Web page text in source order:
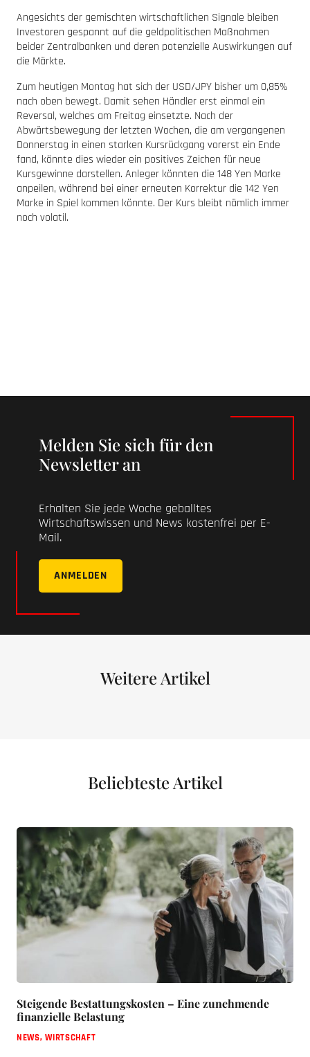
Angesichts der gemischten wirtschaftlichen Signale bleiben
Investoren gespannt auf die geldpolitischen Maßnahmen
beider Zentralbanken und deren potenzielle Auswirkungen auf
die Märkte.
Zum heutigen Montag hat sich der USD/JPY bisher um 0,85%
nach oben bewegt. Damit sehen Händler erst einmal ein
Reversal, welches am Freitag einsetzte. Nach der
Abwärtsbewegung der letzten Wochen, die am vergangenen
Donnerstag in einen starken Kursrückgang vorerst ein Ende
fand, könnte dies wieder ein positives Zeichen für neue
Kursgewinne darstellen. Anleger könnten die 148 Yen Marke
anpeilen, während bei einer erneuten Korrektur die 142 Yen
Marke in Spiel kommen könnte. Der Kurs bleibt nämlich immer
noch volatil.
Melden Sie sich für den
Newsletter an
Erhalten Sie jede Woche geballtes
Wirtschaftswissen und News kostenfrei per E-
Mail.
ANMELDEN
Weitere Artikel
Beliebteste Artikel
Steigende Bestattungskosten – Eine zunehmende
finanzielle Belastung
NEWS,WIRTSCHAFT